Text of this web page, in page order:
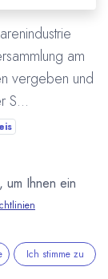
am
vergeben und
S...
Ihnen ein
Ich stimme zu